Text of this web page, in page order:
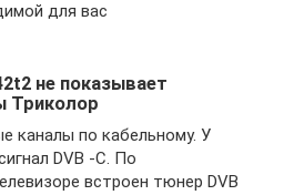
для вас
не показывает
Триколор
каналы по кабельному. У
DVB -С. По
встроен тюнер DVB